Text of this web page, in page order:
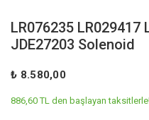
LR076235 LR029417
JDE27203 Solenoid
₺ 8.580,00
886,60 TL den başlayan